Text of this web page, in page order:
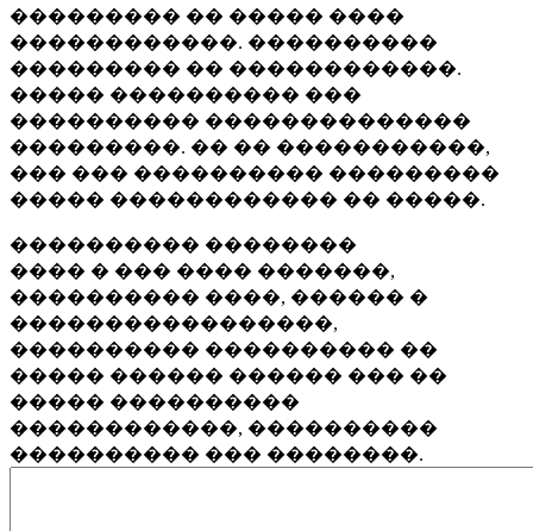
��������� �� ����� ����
������������. ����������
��������� �� ������������.
����� ���������� ���
���������� ��������������
���������. �� �� �����������,
��� ��� ���������� ���������
����� ������������ �� �����.
���������� ��������
���� � ��� ���� �������,
���������� ����, ������ �
�����������������,
���������� ���������� ��
����� ������ ������ ��� ��
����� ����������
������������, ����������
���������� ��� ��������.